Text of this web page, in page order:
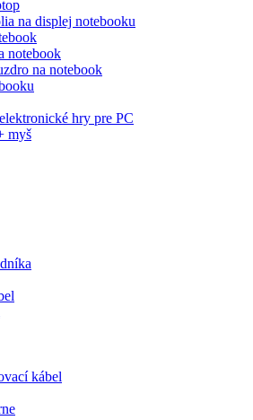
na displej notebooku
notebook
na notebook
hry pre PC
myš
kábel